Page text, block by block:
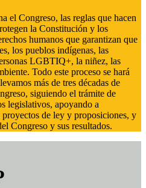
el Congreso, las reglas que hacen
la Constitución y los
humanos que garantizan que
los pueblos indígenas, las
LGBTIQ+, la niñez, las
Todo este proceso se hará
más de tres décadas de
siguiendo el trámite de
legislativos, apoyando a
de ley y proposiciones, y
Congreso y sus resultados.